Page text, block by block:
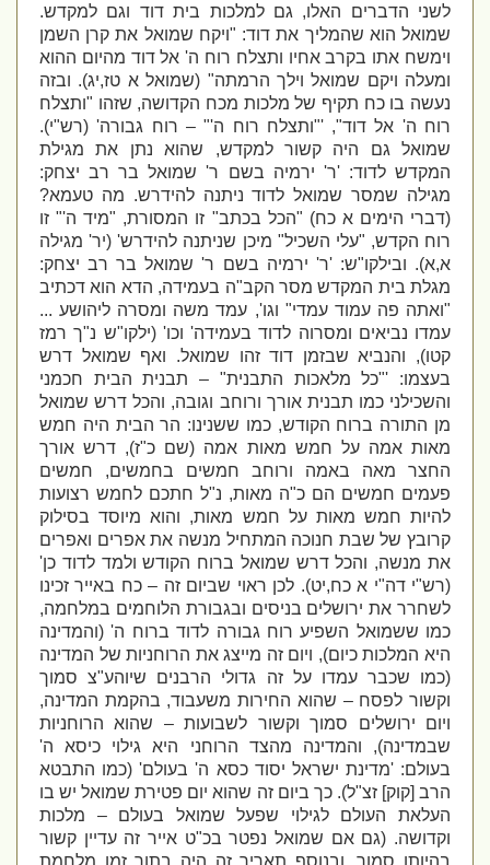
לשני הדברים האלו, גם למלכות בית דוד וגם למקדש.
שמואל הוא שהמליך את דוד: "ויקח שמואל את קרן השמן
וימשח אתו בקרב אחיו ותצלח רוח ה' אל דוד מהיום ההוא
ומעלה ויקם שמואל וילך הרמתה" (שמואל א טז,יג). ובזה
נעשה בו כח תקיף של מלכות מכח הקדושה, שזהו "ותצלח
רוח ה' אל דוד", '"ותצלח רוח ה'" – רוח גבורה' (רש"י).
שמואל גם היה קשור למקדש, שהוא נתן את מגילת
המקדש לדוד: 'ר' ירמיה בשם ר' שמואל בר רב יצחק:
מגילה שמסר שמואל לדוד ניתנה להידרש. מה טעמא?
(דברי הימים א כח) "הכל בכתב" זו המסורת, "מיד ה'" זו
רוח הקדש, "עלי השכיל" מיכן שניתנה להידרש' (יר' מגילה
א,א). ובילקו"ש: 'ר' ירמיה בשם ר' שמואל בר רב יצחק:
מגלת בית המקדש מסר הקב"ה בעמידה, הדא הוא דכתיב
"ואתה פה עמוד עמדי" וגו', עמד משה ומסרה ליהושע ...
עמדו נביאים ומסרוה לדוד בעמידה' וכו' (ילקו"ש נ"ך רמז
קטו), והנביא שבזמן דוד זהו שמואל. ואף שמואל דרש
בעצמו: '"כל מלאכות התבנית" – תבנית הבית חכמני
והשכילני כמו תבנית אורך ורוחב וגובה, והכל דרש שמואל
מן התורה ברוח הקודש, כמו ששנינו: הר הבית היה חמש
מאות אמה על חמש מאות אמה (שם כ"ז), דרש אורך
החצר מאה באמה ורוחב חמשים בחמשים, חמשים
פעמים חמשים הם כ"ה מאות, נ"ל חתכם לחמש רצועות
להיות חמש מאות על חמש מאות, והוא מיוסד בסילוק
קרובץ של שבת חנוכה המתחיל מנשה את אפרים ואפרים
את מנשה, והכל דרש שמואל ברוח הקודש ולמד לדוד כן'
(רש"י דה"י א כח,יט). לכן ראוי שביום זה – כח באייר זכינו
לשחרר את ירושלים בניסים ובגבורת הלוחמים במלחמה,
כמו ששמואל השפיע רוח גבורה לדוד ברוח ה' (והמדינה
היא המלכות כיום), ויום זה מייצג את הרוחניות של המדינה
(כמו שכבר עמדו על זה גדולי הרבנים שיוהע"צ סמוך
וקשור לפסח – שהוא החירות משעבוד, בהקמת המדינה,
ויום ירושלים סמוך וקשור לשבועות – שהוא הרוחניות
שבמדינה), והמדינה מהצד הרוחני היא גילוי כיסא ה'
בעולם: 'מדינת ישראל יסוד כסא ה' בעולם' (כמו התבטא
הרב [קוק] זצ"ל). כך ביום זה שהוא יום פטירת שמואל יש בו
העלאת העולם לגילוי שפעל שמואל בעולם – מלכות
וקדושה. (גם אם שמואל נפטר בכ"ט אייר זה עדיין קשור
בהיותו סמוך, ובנוסף תאריך זה היה בתוך זמן מלחמת